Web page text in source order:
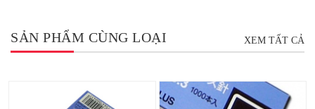
SẢN PHẨM CÙNG LOẠI XEM TẤT CẢ